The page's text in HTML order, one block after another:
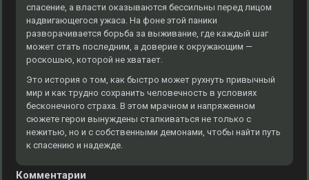
спасение, а власти оказываются бессильны перед лицом
надвигающегося ужаса. На фоне этой паники
разворачивается борьба за выживание, где каждый шаг
может стать последним, а доверие к окружающим —
роскошью, которой не хватает.
Это история о том, как быстро может рухнуть привычный
мир и как трудно сохранить человечность в условиях
бесконечного страха. В этом мрачном и напряженном
сюжете герои вынуждены сталкиваться не только с
нежитью, но и с собственными демонами, чтобы найти путь
к спасению и надежде.
Комментарии